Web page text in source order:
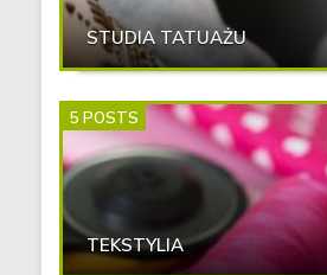
STUDIA TATUAŻU
5 POSTS
TEKSTYLIA